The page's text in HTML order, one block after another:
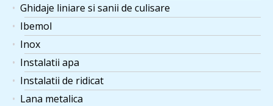
Ghidaje liniare si sanii de culisare
Ibemol
Inox
Instalatii apa
Instalatii de ridicat
Lana metalica